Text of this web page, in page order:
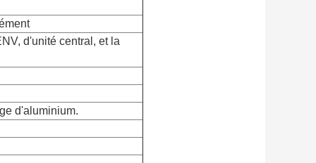
d'unité central, et la
d'aluminium.